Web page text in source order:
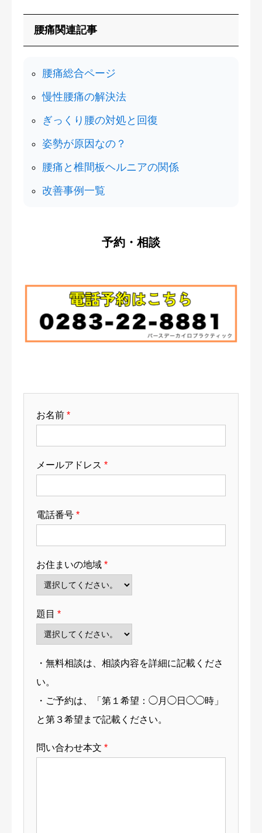
腰痛関連記事
腰痛総合ページ
慢性腰痛の解決法
ぎっくり腰の対処と回復
姿勢が原因なの？
腰痛と椎間板ヘルニアの関係
改善事例一覧
予約・相談
お名前 *
メールアドレス *
電話番号 *
お住まいの地域 *
題目 *
・無料相談は、相談内容を詳細に記載くださ
い。
・ご予約は、「第１希望：◯月◯日◯◯時」
と第３希望まで記載ください。
問い合わせ本文 *